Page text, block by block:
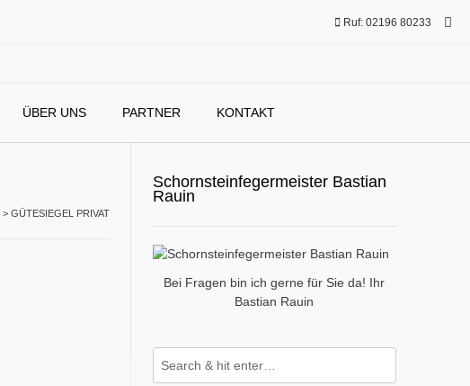
Ruf: 02196 80233
ÜBER UNS PARTNER KONTAKT
>GÜTESIEGEL PRIVAT
Schornsteinfegermeister Bastian
Rauin
Bei Fragen bin ich gerne für Sie da! Ihr
Bastian Rauin